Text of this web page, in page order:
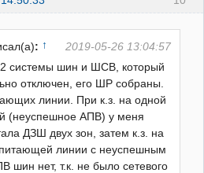
: ↑
2019-05-26 13:04:57
системы шин и ШСВ, который
отключен, его ШР собраны.
линии. При к.з. на одной
(неуспешное АПВ) у меня
ДЗШ двух зон, затем к.з. на
линии с неуспешным
шин нет, т.к. не было сетевого